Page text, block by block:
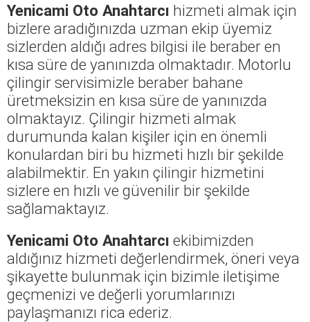
Yenicami Oto Anahtarcı hizmeti almak için
bizlere aradığınızda uzman ekip üyemiz
sizlerden aldığı adres bilgisi ile beraber en
kısa süre de yanınızda olmaktadır. Motorlu
çilingir servisimizle beraber bahane
üretmeksizin en kısa süre de yanınızda
olmaktayız. Çilingir hizmeti almak
durumunda kalan kişiler için en önemli
konulardan biri bu hizmeti hızlı bir şekilde
alabilmektir. En yakın çilingir hizmetini
sizlere en hızlı ve güvenilir bir şekilde
sağlamaktayız.
Yenicami Oto Anahtarcı ekibimizden
aldığınız hizmeti değerlendirmek, öneri veya
şikayette bulunmak için bizimle iletişime
geçmenizi ve değerli yorumlarınızı
paylaşmanızı rica ederiz.